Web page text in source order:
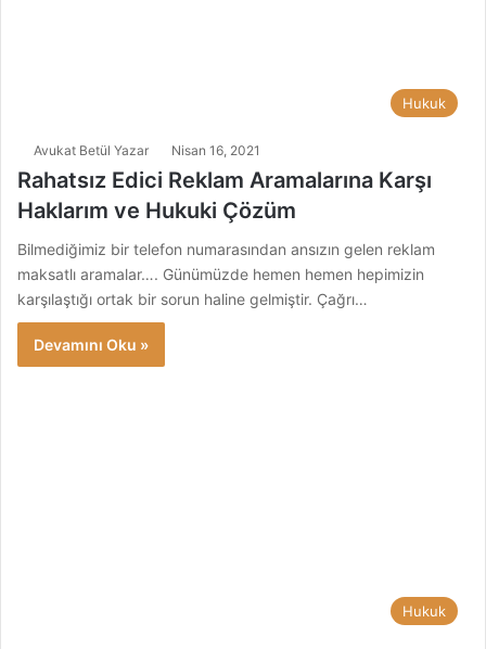
Hukuk
Avukat Betül Yazar Nisan 16, 2021
Rahatsız Edici Reklam Aramalarına Karşı
Haklarım ve Hukuki Çözüm
Bilmediğimiz bir telefon numarasından ansızın gelen reklam
maksatlı aramalar…. Günümüzde hemen hemen hepimizin
karşılaştığı ortak bir sorun haline gelmiştir. Çağrı…
Devamını Oku »
Hukuk